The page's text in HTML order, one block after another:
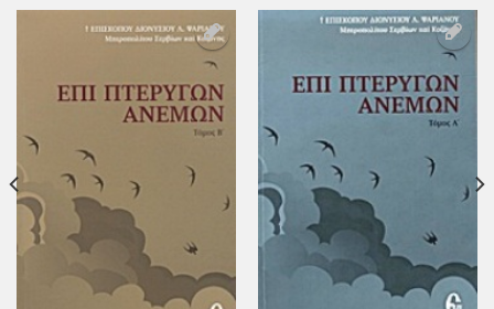
Προσθήκη
στη Λίστα
Επιθυμιών
Προσθήκη
στη Λίστα